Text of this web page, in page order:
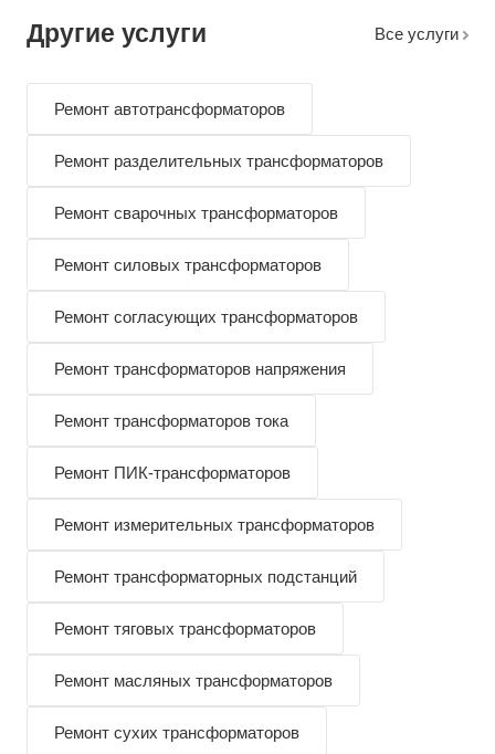
Другие услуги Все услуги
Ремонт автотрансформаторов
Ремонт разделительных трансформаторов
Ремонт сварочных трансформаторов
Ремонт силовых трансформаторов
Ремонт согласующих трансформаторов
Ремонт трансформаторов напряжения
Ремонт трансформаторов тока
Ремонт ПИК-трансформаторов
Ремонт измерительных трансформаторов
Ремонт трансформаторных подстанций
Ремонт тяговых трансформаторов
Ремонт масляных трансформаторов
Ремонт сухих трансформаторов